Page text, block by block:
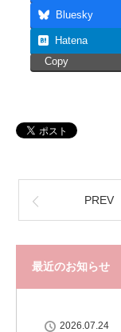
Bluesky
Hatena
Copy
PREV
最近のお知らせ
2026.07.24